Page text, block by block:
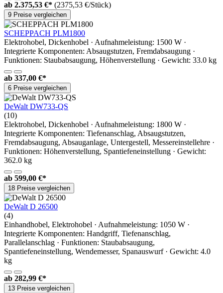
ab 2.375,53 €* (2375,53 €/Stück)
9 Preise vergleichen
SCHEPPACH PLM1800
Elektrohobel, Dickenhobel · Aufnahmeleistung: 1500 W ·
Integrierte Komponenten: Absaugstutzen, Fremdabsaugung ·
Funktionen: Staubabsaugung, Höhenverstellung · Gewicht: 33.0 kg
ab 337,00 €*
6 Preise vergleichen
DeWalt DW733-QS
(10)
Elektrohobel, Dickenhobel · Aufnahmeleistung: 1800 W ·
Integrierte Komponenten: Tiefenanschlag, Absaugstutzen,
Fremdabsaugung, Absauganlage, Untergestell, Messereinstellehre ·
Funktionen: Höhenverstellung, Spantiefeneinstellung · Gewicht:
362.0 kg
ab 599,00 €*
18 Preise vergleichen
DeWalt D 26500
(4)
Einhandhobel, Elektrohobel · Aufnahmeleistung: 1050 W ·
Integrierte Komponenten: Handgriff, Tiefenanschlag,
Parallelanschlag · Funktionen: Staubabsaugung,
Spantiefeneinstellung, Wendemesser, Spanauswurf · Gewicht: 4.0
kg
ab 282,99 €*
13 Preise vergleichen